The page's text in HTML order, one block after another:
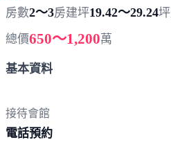
房數2～3房建坪19.42～29.24坪
總價650～1,200萬
基本資料
接待會館
電話預約